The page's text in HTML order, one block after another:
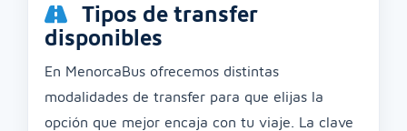
Tipos de transfer
disponibles
En MenorcaBus ofrecemos distintas
modalidades de transfer para que elijas la
opción que mejor encaja con tu viaje. La clave